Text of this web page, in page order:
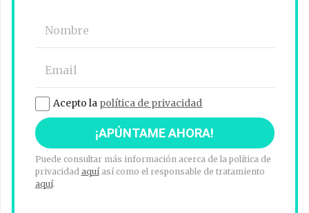
Acepto la política de privacidad
Puede consultar más información acerca de la política de
privacidad aquíasí como el responsable de tratamiento
aquí.